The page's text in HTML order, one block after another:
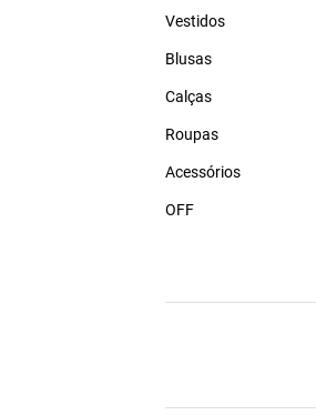
Vestidos
Blusas
Calças
Roupas
Acessórios
OFF